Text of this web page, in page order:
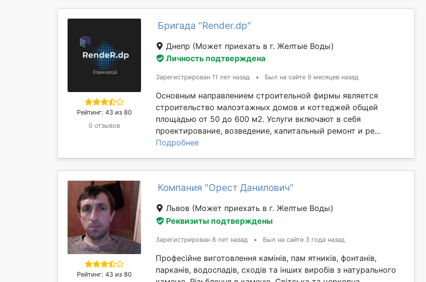
Рейтинг: 43 из 80
0 отзывов
Бригада "Render.dp"
Днепр (Может приехать в г. Желтые Воды)
Личность подтверждена
Зарегистрирован 11 лет назад • Был на сайте 9 месяцев назад
Основным направлением строительной фирмы является
строительство малоэтажных домов и коттеджей общей
площадью от 50 до 600 м2. Услуги включают в себя
проектирование, возведение, капитальный ремонт и ре...
Подробнее
Рейтинг: 43 из 80
Компания "Орест Данилович"
Львов (Может приехать в г. Желтые Воды)
Реквизиты подтверждены
Зарегистрирован 8 лет назад • Был на сайте 3 года назад
Професійне виготовлення камінів, пам ятників, фонтанів,
парканів, водоспадів, сходів та інших виробів з натурального